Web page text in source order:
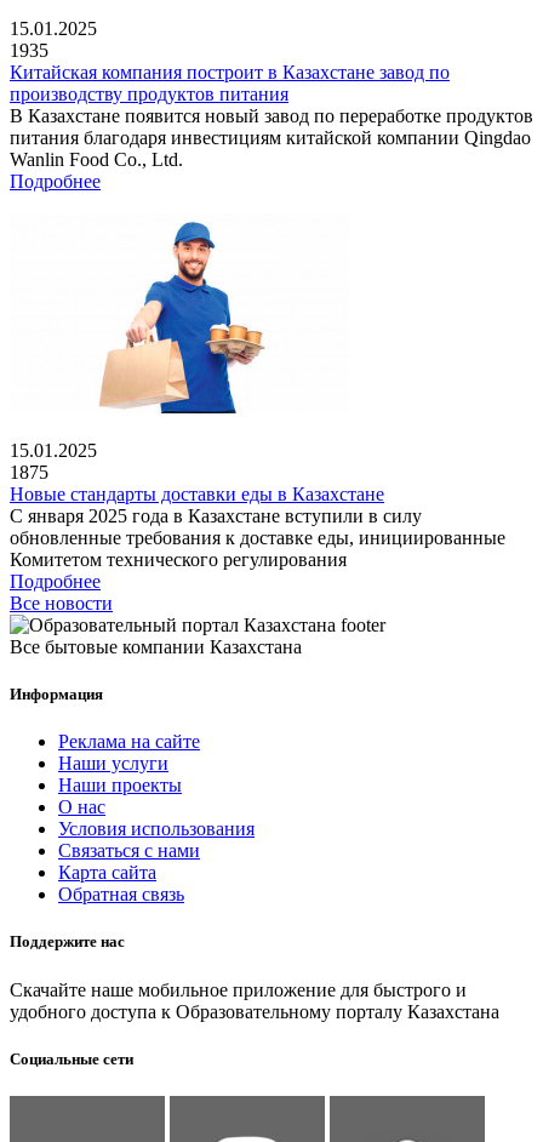
15.01.2025
1935
Китайская компания построит в Казахстане завод по
производству продуктов питания
В Казахстане появится новый завод по переработке продуктов
питания благодаря инвестициям китайской компании Qingdao
Wanlin Food Co., Ltd.
Подробнее
15.01.2025
1875
Новые стандарты доставки еды в Казахстане
С января 2025 года в Казахстане вступили в силу
обновленные требования к доставке еды, инициированные
Комитетом технического регулирования
Подробнее
Все новости
Все бытовые компании Казахстана
Информация
Реклама на сайте
Наши услуги
Наши проекты
О нас
Условия использования
Связаться с нами
Карта сайта
Обратная связь
Поддержите нас
Скачайте наше мобильное приложение для быстрого и
удобного доступа к Образовательному порталу Казахстана
Социальные сети